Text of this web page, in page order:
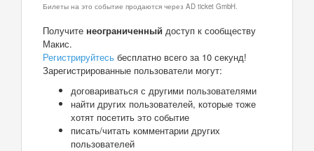
Билеты на это событие продаются через AD ticket GmbH.
Получите неограниченный доступ к сообществу
Макис.
Регистрируйтесь бесплатно всего за 10 секунд!
Зарегистрированные пользователи могут:
договариваться с другими пользователями
найти других пользователей, которые тоже
хотят посетить это событие
писать/читать комментарии других
пользователей